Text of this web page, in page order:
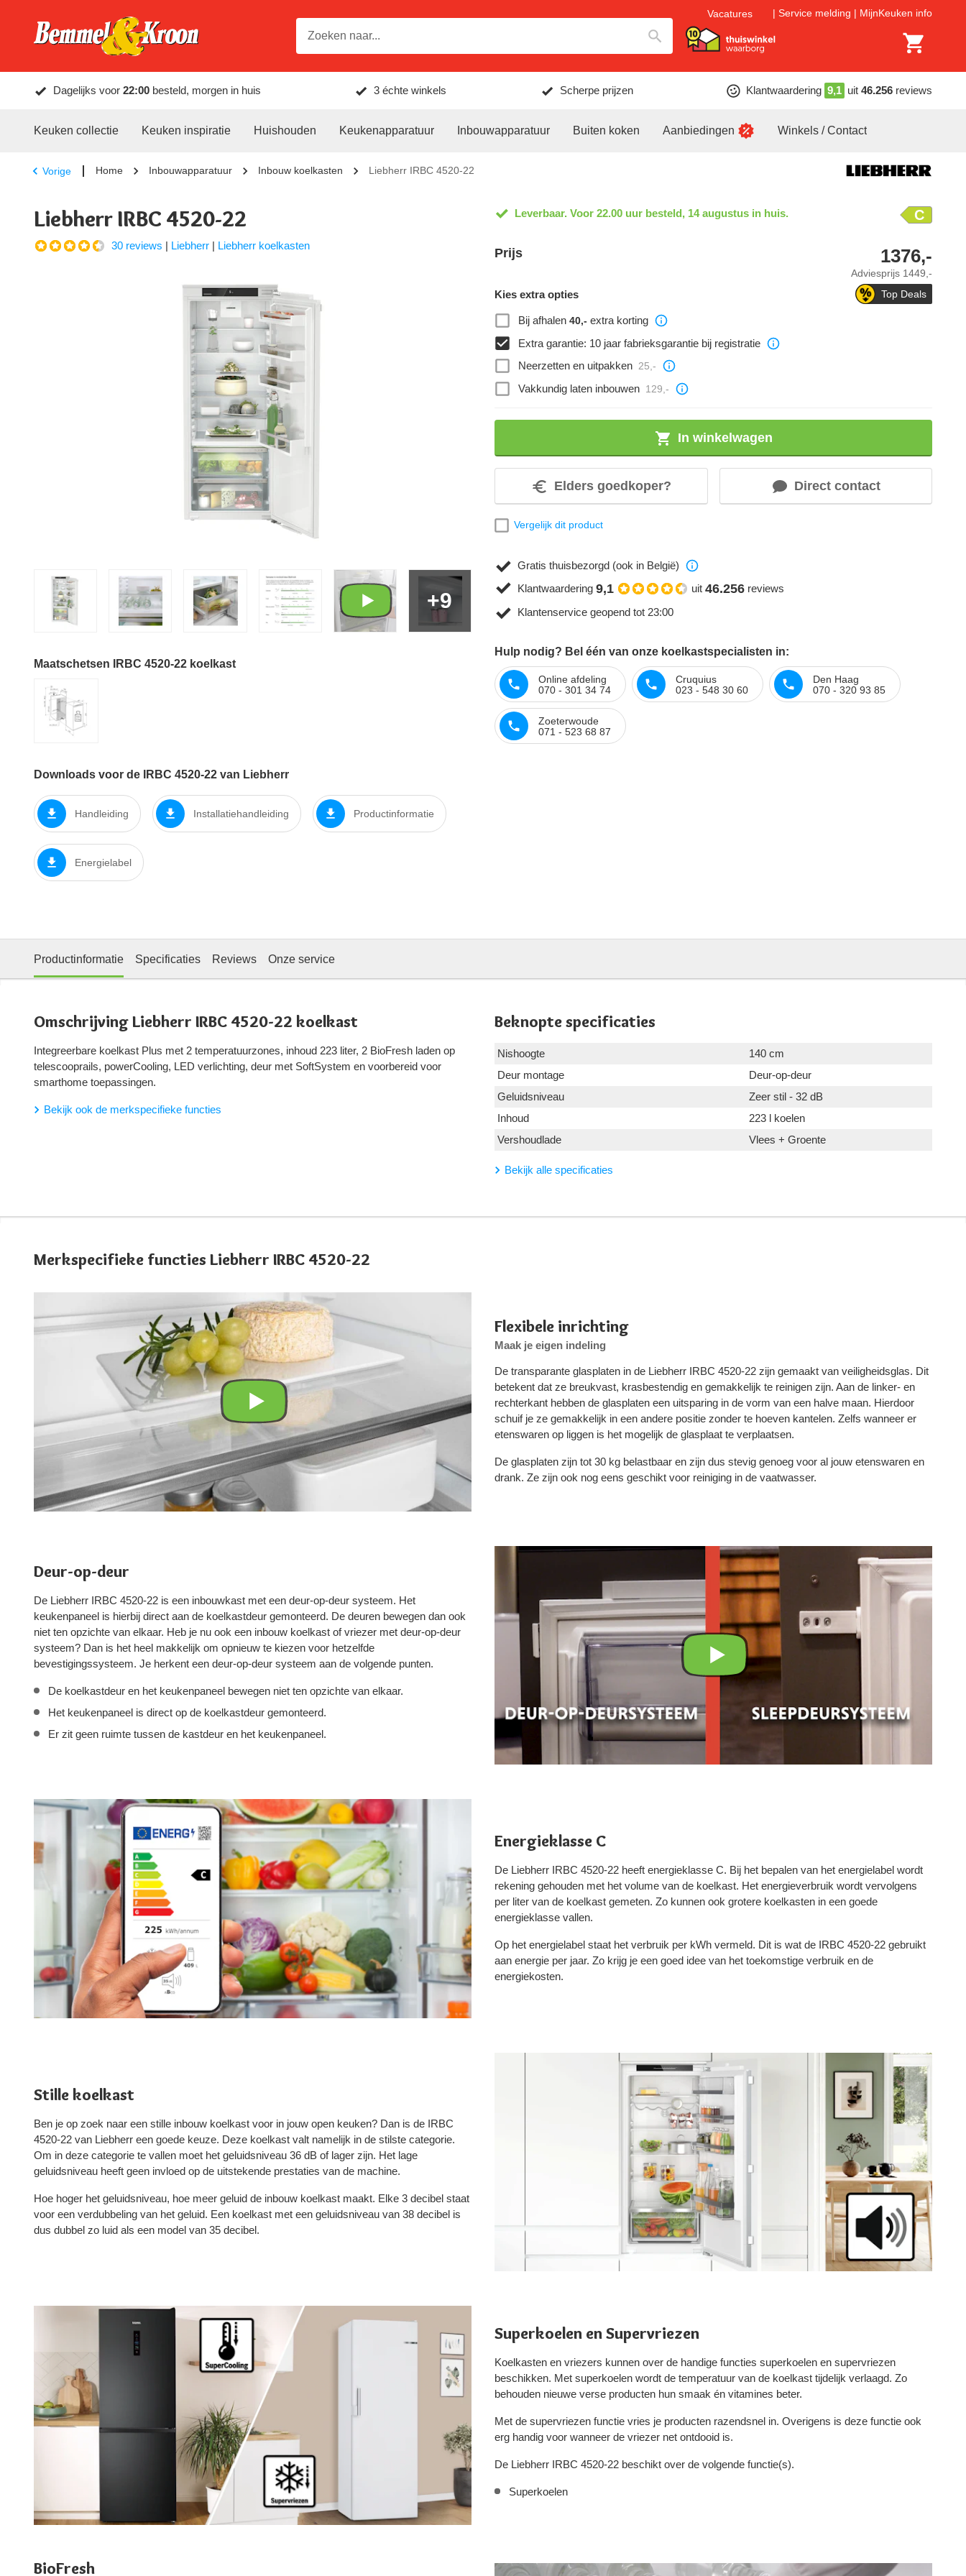
Vacatures Service melding MijnKeuken info
Dagelijks voor 22:00 besteld, morgen in huis 3 échte winkels Scherpe prijzen Klantwaardering 9,1 uit 46.256 reviews
Keuken collectie Keuken inspiratie Huishouden Keukenapparatuur Inbouwapparatuur Buiten koken Aanbiedingen Winkels / Contact
Vorige Home Inbouwapparatuur Inbouw koelkasten Liebherr IRBC 4520-22
Liebherr IRBC 4520-22
30 reviews | Liebherr | Liebherr koelkasten
+9
Maatschetsen IRBC 4520-22 koelkast
Downloads voor de IRBC 4520-22 van Liebherr
Handleiding Installatiehandleiding Productinformatie
Energielabel
Leverbaar. Voor 22.00 uur besteld, 14 augustus in huis. C
Prijs
Adviesprijs 1449,-
1376,-
Top Deals
Kies extra opties
Bij afhalen 40,- extra korting
Extra garantie: 10 jaar fabrieksgarantie bij registratie
Neerzetten en uitpakken 25,-
Vakkundig laten inbouwen 129,-
In winkelwagen
Elders goedkoper? Direct contact
Vergelijk dit product
Gratis thuisbezorgd (ook in België)
Klantwaardering 9,1 uit 46.256 reviews
Klantenservice geopend tot 23:00
Hulp nodig? Bel één van onze koelkastspecialisten in:
Online afdeling
070 - 301 34 74
Cruquius
023 - 548 30 60
Den Haag
070 - 320 93 85
Zoeterwoude
071 - 523 68 87
Productinformatie Specificaties Reviews Onze service
Omschrijving Liebherr IRBC 4520-22 koelkast
Integreerbare koelkast Plus met 2 temperatuurzones, inhoud 223 liter, 2 BioFresh laden op
telescooprails, powerCooling, LED verlichting, deur met SoftSystem en voorbereid voor
smarthome toepassingen.
Bekijk ook de merkspecifieke functies
Beknopte specificaties
Nishoogte
140 cm
Deur montage
Deur-op-deur
Geluidsniveau
Zeer stil - 32 dB
Inhoud
223 l koelen
Vershoudlade
Vlees + Groente
Bekijk alle specificaties
Merkspecifieke functies Liebherr IRBC 4520-22
Flexibele inrichting
Maak je eigen indeling
De transparante glasplaten in de Liebherr IRBC 4520-22 zijn gemaakt van veiligheidsglas. Dit
betekent dat ze breukvast, krasbestendig en gemakkelijk te reinigen zijn. Aan de linker- en
rechterkant hebben de glasplaten een uitsparing in de vorm van een halve maan. Hierdoor
schuif je ze gemakkelijk in een andere positie zonder te hoeven kantelen. Zelfs wanneer er
etenswaren op liggen is het mogelijk de glasplaat te verplaatsen.
De glasplaten zijn tot 30 kg belastbaar en zijn dus stevig genoeg voor al jouw etenswaren en
drank. Ze zijn ook nog eens geschikt voor reiniging in de vaatwasser.
Deur-op-deur
De Liebherr IRBC 4520-22 is een inbouwkast met een deur-op-deur systeem. Het
keukenpaneel is hierbij direct aan de koelkastdeur gemonteerd. De deuren bewegen dan ook
niet ten opzichte van elkaar. Heb je nu ook een inbouw koelkast of vriezer met deur-op-deur
systeem? Dan is het heel makkelijk om opnieuw te kiezen voor hetzelfde
bevestigingssysteem. Je herkent een deur-op-deur systeem aan de volgende punten.
De koelkastdeur en het keukenpaneel bewegen niet ten opzichte van elkaar.
Het keukenpaneel is direct op de koelkastdeur gemonteerd.
Er zit geen ruimte tussen de kastdeur en het keukenpaneel.
Energieklasse C
De Liebherr IRBC 4520-22 heeft energieklasse C. Bij het bepalen van het energielabel wordt
rekening gehouden met het volume van de koelkast. Het energieverbruik wordt vervolgens
per liter van de koelkast gemeten. Zo kunnen ook grotere koelkasten in een goede
energieklasse vallen.
Op het energielabel staat het verbruik per kWh vermeld. Dit is wat de IRBC 4520-22 gebruikt
aan energie per jaar. Zo krijg je een goed idee van het toekomstige verbruik en de
energiekosten.
Stille koelkast
Ben je op zoek naar een stille inbouw koelkast voor in jouw open keuken? Dan is de IRBC
4520-22 van Liebherr een goede keuze. Deze koelkast valt namelijk in de stilste categorie.
Om in deze categorie te vallen moet het geluidsniveau 36 dB of lager zijn. Het lage
geluidsniveau heeft geen invloed op de uitstekende prestaties van de machine.
Hoe hoger het geluidsniveau, hoe meer geluid de inbouw koelkast maakt. Elke 3 decibel staat
voor een verdubbeling van het geluid. Een koelkast met een geluidsniveau van 38 decibel is
dus dubbel zo luid als een model van 35 decibel.
Superkoelen en Supervriezen
Koelkasten en vriezers kunnen over de handige functies superkoelen en supervriezen
beschikken. Met superkoelen wordt de temperatuur van de koelkast tijdelijk verlaagd. Zo
behouden nieuwe verse producten hun smaak én vitamines beter.
Met de supervriezen functie vries je producten razendsnel in. Overigens is deze functie ook
erg handig voor wanneer de vriezer net ontdooid is.
De Liebherr IRBC 4520-22 beschikt over de volgende functie(s).
Superkoelen
BioFresh